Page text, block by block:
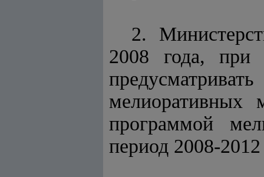
2.
2008 года, при
мелиоративных
программой
период 2008-2012